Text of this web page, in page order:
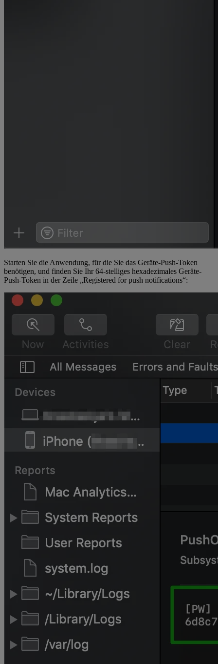
Starten Sie die Anwendung, für die Sie das Geräte-Push-Token
benötigen, und finden Sie Ihr 64-stelliges hexadezimales Geräte-
Push-Token in der Zeile „Registered for push notifications“: